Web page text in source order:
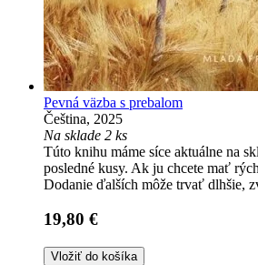
Pevná väzba s prebalom
Čeština, 2025
Na sklade 2 ks
Túto knihu máme síce aktuálne na
posledné kusy. Ak ju chcete mať
Dodanie ďalších môže trvať dlhšie,
19,80 €
Vložiť do košíka